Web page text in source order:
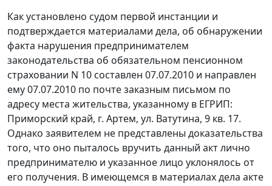
Как установлено судом первой инстанции и
подтверждается материалами дела, об обнаружении
факта нарушения предпринимателем
законодательства об обязательном пенсионном
страховании N 10 составлен 07.07.2010 и направлен
ему 07.07.2010 по почте заказным письмом по
адресу места жительства, указанному в ЕГРИП:
Приморский край, г. Артем, ул. Ватутина, 9 кв. 17.
Однако заявителем не представлены доказательства
того, что оно пыталось вручить данный акт лично
предпринимателю и указанное лицо уклонялось от
его получения. В имеющемся в материалах дела акте